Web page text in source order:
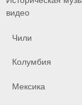
видео
Чили
Колумбия
Мексика